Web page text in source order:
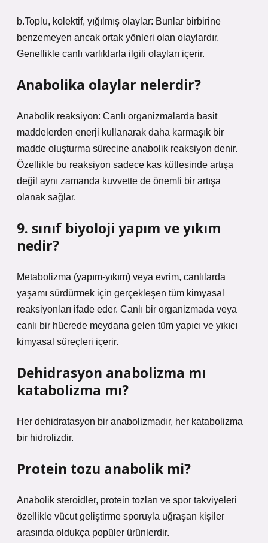
b.Toplu, kolektif, yığılmış olaylar: Bunlar birbirine
benzemeyen ancak ortak yönleri olan olaylardır.
Genellikle canlı varlıklarla ilgili olayları içerir.
Anabolika olaylar nelerdir?
Anabolik reaksiyon: Canlı organizmalarda basit
maddelerden enerji kullanarak daha karmaşık bir
madde oluşturma sürecine anabolik reaksiyon denir.
Özellikle bu reaksiyon sadece kas kütlesinde artışa
değil aynı zamanda kuvvette de önemli bir artışa
olanak sağlar.
9. sınıf biyoloji yapım ve yıkım
nedir?
Metabolizma (yapım-yıkım) veya evrim, canlılarda
yaşamı sürdürmek için gerçekleşen tüm kimyasal
reaksiyonları ifade eder. Canlı bir organizmada veya
canlı bir hücrede meydana gelen tüm yapıcı ve yıkıcı
kimyasal süreçleri içerir.
Dehidrasyon anabolizma mı
katabolizma mı?
Her dehidratasyon bir anabolizmadır, her katabolizma
bir hidrolizdir.
Protein tozu anabolik mi?
Anabolik steroidler, protein tozları ve spor takviyeleri
özellikle vücut geliştirme sporuyla uğraşan kişiler
arasında oldukça popüler ürünlerdir.